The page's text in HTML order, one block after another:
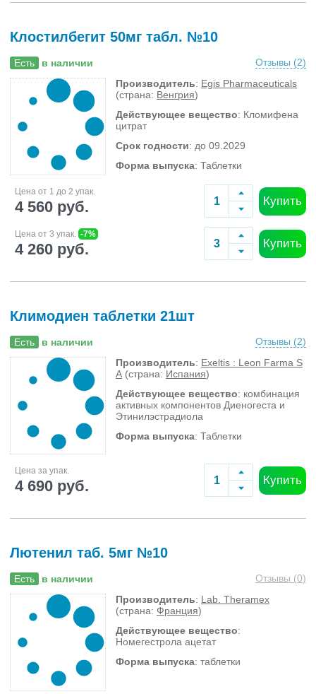
Клостилбегит 50мг табл. №10
Есть в наличии Отзывы (2)
Производитель: Egis Pharmaceuticals
(страна: Венгрия)
Действующее вещество: Кломифена
цитрат
Срок годности: до 09.2029
Форма выпуска: Таблетки
Цена от 1 до 2 упак.
4 560 руб. Купить
Цена от 3 упак. -7%
4 260 руб. Купить
Климодиен таблетки 21шт
Есть в наличии Отзывы (2)
Производитель: Exeltis : Leon Farma S
A (страна: Испания)
Действующее вещество: комбинация
активных компонентов Диеногеста и
Этинилэстрадиола
Форма выпуска: Таблетки
Цена за упак.
4 690 руб. Купить
Лютенил таб. 5мг №10
Есть в наличии Отзывы (0)
Производитель: Lab. Theramex
(страна: Франция)
Действующее вещество:
Номегестрола ацетат
Форма выпуска: таблетки